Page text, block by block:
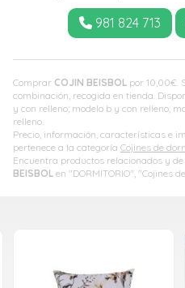
Comprar COJIN BEISBOL por 10,00€
combinación, recogida en tienda.
y con relleno; modelo b y con relleno;
relleno.
Precio, información, características e
pertenece a la categoría Cojines de
Encuentra productos relacionados y
BEISBOL en "DORMITORIO", "Cojines
981 824 713